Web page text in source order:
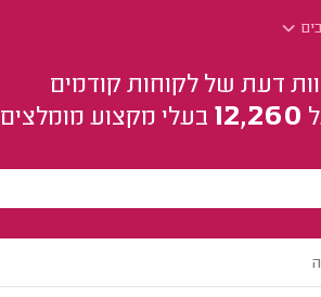
דעת של לקוחות קודמים
12,260 בעלי מקצוע מומלצים